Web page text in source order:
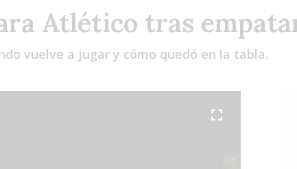
Sáb
Atlético tras
vuelve a jugar y cómo quedó en la tabla.